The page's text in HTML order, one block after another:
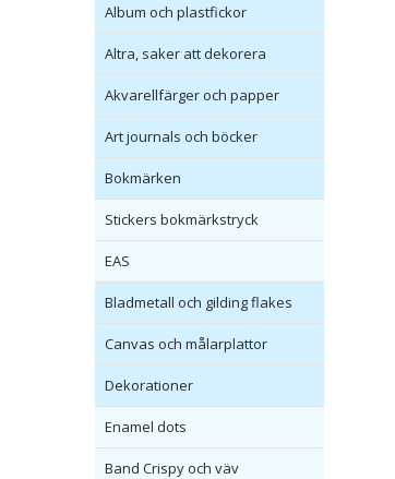
Album och plastfickor
Altra, saker att dekorera
Akvarellfärger och papper
Art journals och böcker
Bokmärken
Stickers bokmärkstryck
EAS
Bladmetall och gilding flakes
Canvas och målarplattor
Dekorationer
Enamel dots
Band Crispy och väv